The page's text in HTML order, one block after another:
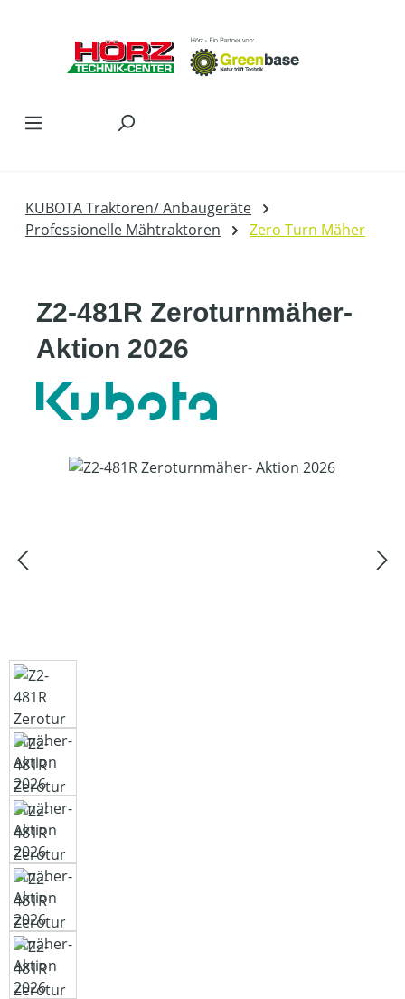
KUBOTA Traktoren/ Anbaugeräte
Professionelle Mähtraktoren
Zero Turn Mäher
Z2-481R Zeroturnmäher-
Aktion 2026
Bildergalerie überspringen